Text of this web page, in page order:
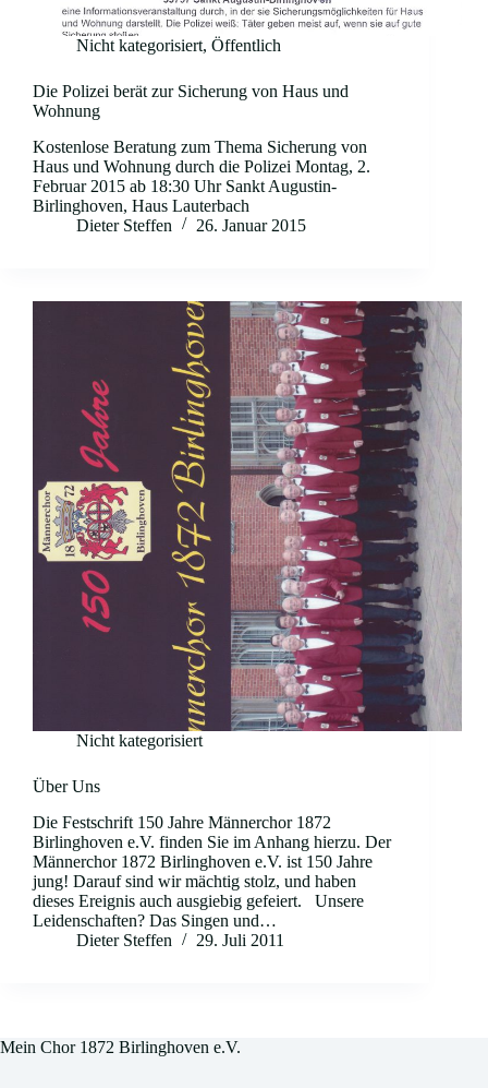
Nicht kategorisiert, Öffentlich
Die Polizei berät zur Sicherung von Haus und
Wohnung
Kostenlose Beratung zum Thema Sicherung von
Haus und Wohnung durch die Polizei Montag, 2.
Februar 2015 ab 18:30 Uhr Sankt Augustin-
Birlinghoven, Haus Lauterbach
Dieter Steffen
26. Januar 2015
Nicht kategorisiert
Über Uns
Die Festschrift 150 Jahre Männerchor 1872
Birlinghoven e.V. finden Sie im Anhang hierzu. Der
Männerchor 1872 Birlinghoven e.V. ist 150 Jahre
jung! Darauf sind wir mächtig stolz, und haben
dieses Ereignis auch ausgiebig gefeiert. Unsere
Leidenschaften? Das Singen und…
Dieter Steffen
29. Juli 2011
Mein Chor 1872 Birlinghoven e.V.